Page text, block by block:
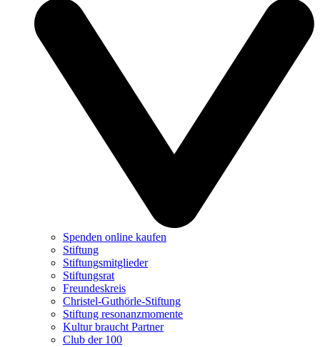
Spenden online kaufen
Stiftung
Stiftungsmitglieder
Stiftungsrat
Freundeskreis
Christel-Guthörle-Stiftung
Stiftung resonanzmomente
Kultur braucht Partner
Club der 100